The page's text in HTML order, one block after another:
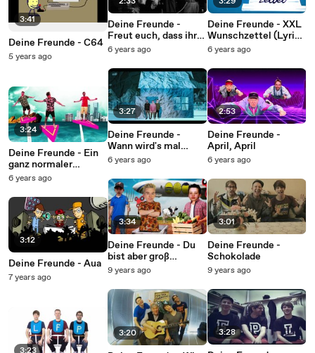
3:41
Deine Freunde - C64
5 years ago
3:24
Deine Freunde - Ein
ganz normaler
Sommertag
6 years ago
3:12
Deine Freunde - Aua
7 years ago
Deine Freunde -
Freut euch, dass ihr
da seid
6 years ago
3:27
Deine Freunde -
Wann wird's mal
wieder richtig Winter
6 years ago
3:34
Deine Freunde - Du
bist aber groß
geworden
9 years ago
3:20
Deine Freunde - XXL
Wunschzettel (Lyric
Video)
6 years ago
2:53
Deine Freunde -
April, April
6 years ago
3:01
Deine Freunde -
Schokolade
9 years ago
3:28